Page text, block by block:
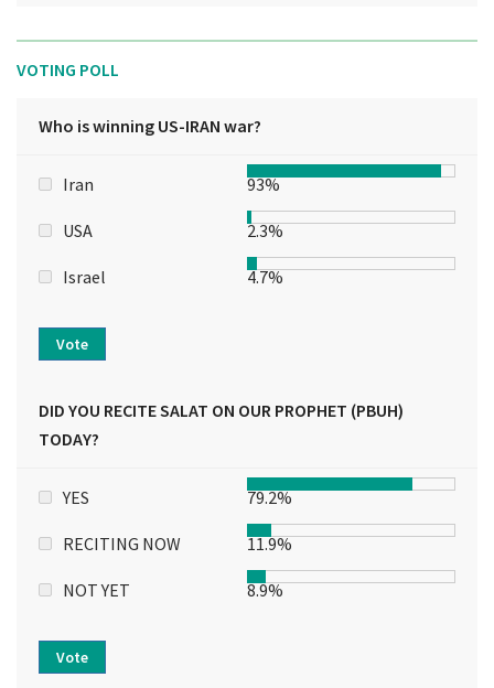
VOTING POLL
Who is winning US-IRAN war?
Iran 93%
USA 2.3%
Israel 4.7%
Vote
DID YOU RECITE SALAT ON OUR PROPHET (PBUH)
TODAY?
YES 79.2%
RECITING NOW 11.9%
NOT YET 8.9%
Vote